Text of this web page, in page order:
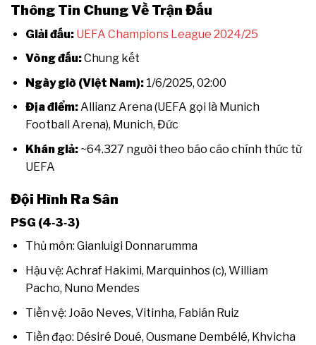
Thông Tin Chung Về Trận Đấu
Giải đấu: UEFA Champions League 2024/25
Vòng đấu:Chung kết
Ngày giờ (Việt Nam):1/6/2025, 02:00
Địa điểm:Allianz Arena (UEFA gọi là Munich
Football Arena), Munich, Đức
Khán giả:~64.327 người theo báo cáo chính thức từ
UEFA
Đội Hình Ra Sân
PSG (4‑3‑3)
Thủ môn: Gianluigi Donnarumma
Hậu vệ: Achraf Hakimi, Marquinhos (c), William
Pacho, Nuno Mendes
Tiền vệ: João Neves, Vitinha, Fabián Ruiz
Tiền đạo: Désiré Doué, Ousmane Dembélé, Khvicha